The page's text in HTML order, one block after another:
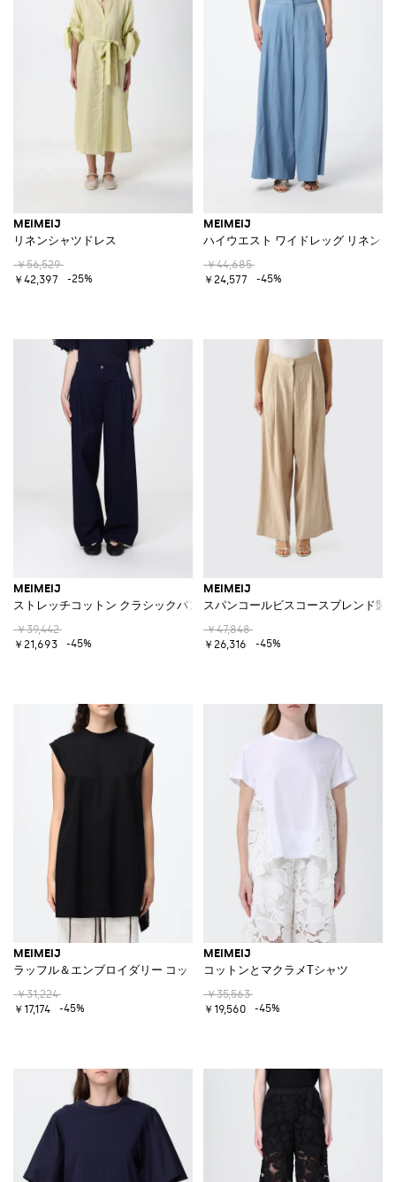
MEIMEIJ
リネンシャツドレス
￥56,529
￥42,397
-25%
MEIMEIJ
ハイウエスト ワイドレッグ リネン
￥44,685
￥24,577
-45%
MEIMEIJ
ストレッチコットン クラシックパンツ
￥39,442
￥21,693
-45%
MEIMEIJ
スパンコールビスコースブレンド製
￥47,848
￥26,316
-45%
MEIMEIJ
ラッフル＆エンブロイダリー コットン ノースリーブトップ
￥31,224
￥17,174
-45%
MEIMEIJ
コットンとマクラメTシャツ
￥35,563
￥19,560
-45%